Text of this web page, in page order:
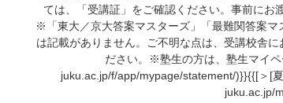
ては、「受講証」をご確認ください。事前にお
※「東大／京大答案マスターズ」「最難関答案
は記載がありません。ご不明な点は、受講校舎
ださい。※塾生の方は、塾生マイ
juku.ac.jp/f/app/mypage/statement/)}}{{[＞[
juku.ac.jp/